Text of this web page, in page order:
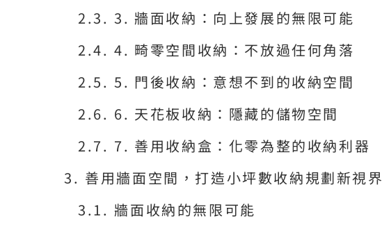
3. 牆面收納：向上發展的無限可能
4. 畸零空間收納：不放過任何角落
5. 門後收納：意想不到的收納空間
6. 天花板收納：隱藏的儲物空間
7. 善用收納盒：化零為整的收納利器
善用牆面空間，打造小坪數收納規劃新視界
牆面收納的無限可能